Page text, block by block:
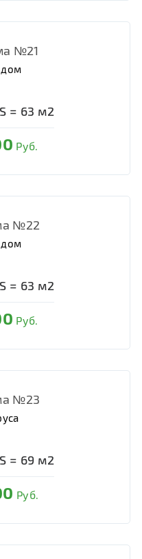
№21
дом
S = 63 м2
Руб.
№22
дом
S = 63 м2
Руб.
№23
S = 69 м2
Руб.